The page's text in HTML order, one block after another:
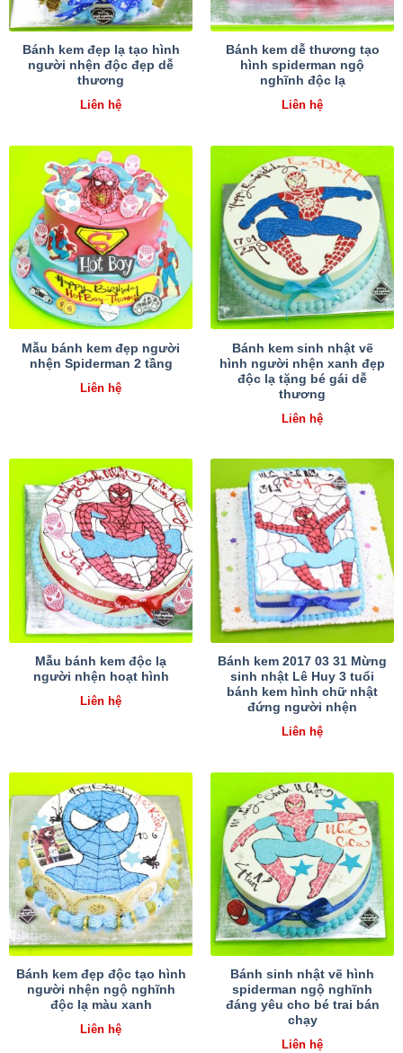
Bánh kem đẹp lạ tạo hình
người nhện độc đẹp dễ
thương
Liên hệ
Bánh kem dễ thương tạo
hình spiderman ngộ
nghĩnh độc lạ
Liên hệ
Mẫu bánh kem đẹp người
nhện Spiderman 2 tầng
Liên hệ
Bánh kem sinh nhật vẽ
hình người nhện xanh đẹp
độc lạ tặng bé gái dễ
thương
Liên hệ
Mẫu bánh kem độc lạ
người nhện hoạt hình
Liên hệ
Bánh kem 2017 03 31 Mừng
sinh nhật Lê Huy 3 tuổi
bánh kem hình chữ nhật
đứng người nhện
Liên hệ
Bánh kem đẹp độc tạo hình
người nhện ngộ nghĩnh
độc lạ màu xanh
Liên hệ
Bánh sinh nhật vẽ hình
spiderman ngộ nghĩnh
đáng yêu cho bé trai bán
chạy
Liên hệ